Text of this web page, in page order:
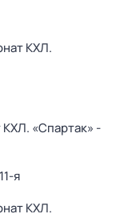
КХЛ.
«Спартак» -
я
КХЛ.